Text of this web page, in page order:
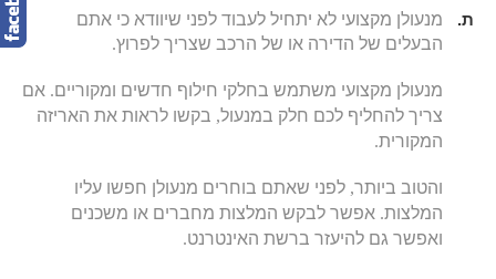
ת.
מנעולן מקצועי לא יתחיל לעבוד לפני שיוודא כי אתם
הבעלים של הדירה או של הרכב שצריך לפרוץ.
מנעולן מקצועי משתמש בחלקי חילוף חדשים ומקוריים. אם
צריך להחליף לכם חלק במנעול, בקשו לראות את האריזה
המקורית.
והטוב ביותר, לפני שאתם בוחרים מנעולן חפשו עליו
המלצות. אפשר לבקש המלצות מחברים או משכנים
ואפשר גם להיעזר ברשת האינטרנט.